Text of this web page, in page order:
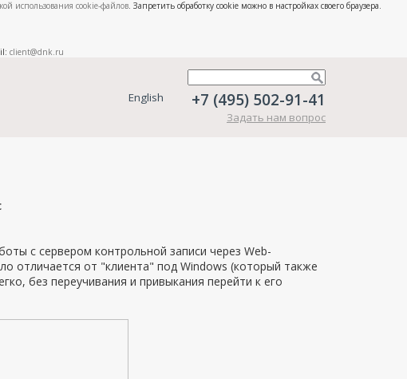
использования cookie-файлов. Запретить обработку cookie можно в настройках своего браузера.
client@dnk.ru
English +7 (495) 502-91-41
Задать нам вопрос
с сервером контрольной записи через Web-
отличается от "клиента" под Windows (который также
без переучивания и привыкания перейти к его